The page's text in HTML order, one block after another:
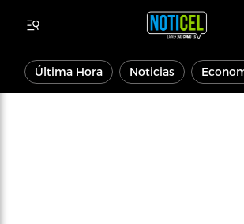
Última Hora Noticias